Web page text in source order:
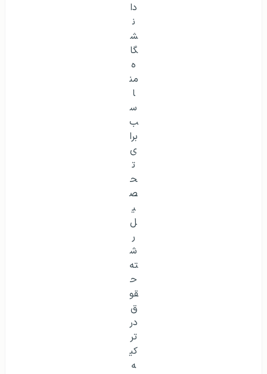
دا
ن
ش
گا
ه
من
ا
س
ب
برا
ی
ت
ح
ص
ی
ل
ر
ش
ته
ح
قو
ق
در
تر
کی
ه